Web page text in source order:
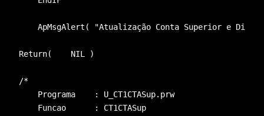
    ApMsgAlert(
"Atualização Conta Superior e
Return(    NIL )
/*
    Programa    : U_CT1CTASup.prw
    Funcao      : CT1CTASup